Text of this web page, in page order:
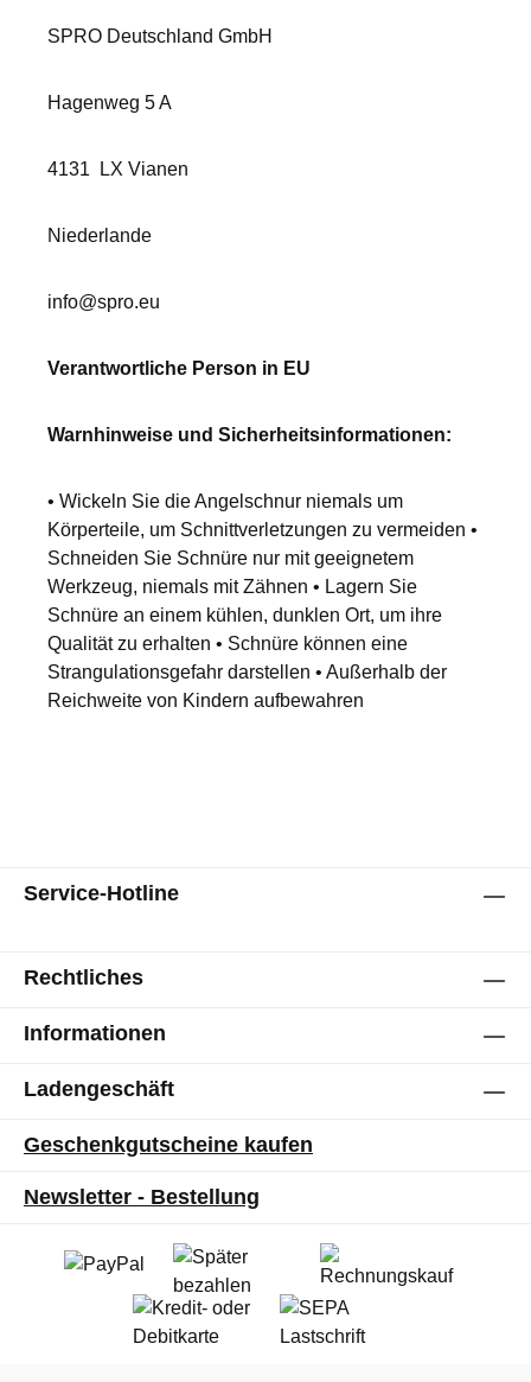
SPRO Deutschland GmbH
Hagenweg 5 A
4131 LX Vianen
Niederlande
info@spro.eu
Verantwortliche Person in EU
Warnhinweise und Sicherheitsinformationen:
• Wickeln Sie die Angelschnur niemals um
Körperteile, um Schnittverletzungen zu vermeiden •
Schneiden Sie Schnüre nur mit geeignetem
Werkzeug, niemals mit Zähnen • Lagern Sie
Schnüre an einem kühlen, dunklen Ort, um ihre
Qualität zu erhalten • Schnüre können eine
Strangulationsgefahr darstellen • Außerhalb der
Reichweite von Kindern aufbewahren
Service-Hotline
Rechtliches
Informationen
Ladengeschäft
Geschenkgutscheine kaufen
Newsletter - Bestellung